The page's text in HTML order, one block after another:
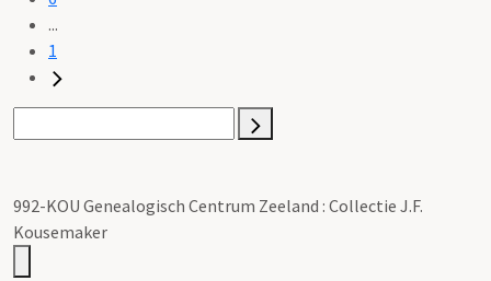
...
1
992-KOU Genealogisch Centrum Zeeland : Collectie J.F.
Kousemaker